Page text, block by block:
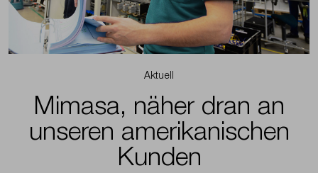
Newsletter
abonnieren
Newsletter abonnieren
Kontakt
Aktuell
Mimasa, näher dran an
unseren amerikanischen
Kunden